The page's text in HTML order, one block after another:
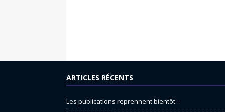
ARTICLES RÉCENTS
Les publications reprennent bientôt…